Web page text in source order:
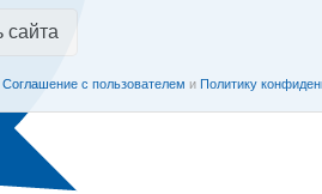
сайта
Соглашение с пользователем и Политику